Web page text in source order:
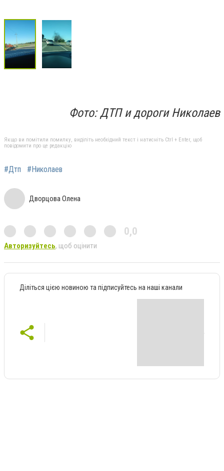
Фото: ДТП и дороги Николаев
Якщо ви помітили помилку, виділіть необхідний текст і натисніть Ctrl + Enter, щоб
повідомити про це редакцію
#Дтп #Николаев
Дворцова Олена
0,0
Авторизуйтесь, щоб оцінити
Діліться цією новиною та підписуйтесь на наші канали